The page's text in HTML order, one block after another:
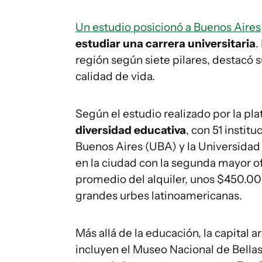
Un estudio posicionó a Buenos Aires
estudiar una carrera universitaria.
región según siete pilares, destacó
calidad de vida.
Según el estudio realizado por la
diversidad educativa, con 51
Buenos Aires (UBA) y la
en la ciudad con la segunda mayor
promedio del alquiler, unos
grandes urbes latinoamericanas.
Más allá de la educación, la capital
incluyen el Museo Nacional de